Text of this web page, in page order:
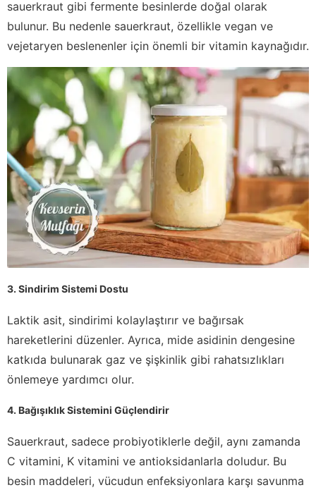
sauerkraut gibi fermente besinlerde doğal olarak
bulunur. Bu nedenle sauerkraut, özellikle vegan ve
vejetaryen beslenenler için önemli bir vitamin kaynağıdır.
3. Sindirim Sistemi Dostu
Laktik asit, sindirimi kolaylaştırır ve bağırsak
hareketlerini düzenler. Ayrıca, mide asidinin dengesine
katkıda bulunarak gaz ve şişkinlik gibi rahatsızlıkları
önlemeye yardımcı olur.
4. Bağışıklık Sistemini Güçlendirir
Sauerkraut, sadece probiyotiklerle değil, aynı zamanda
C vitamini, K vitamini ve antioksidanlarla doludur. Bu
besin maddeleri, vücudun enfeksiyonlara karşı savunma